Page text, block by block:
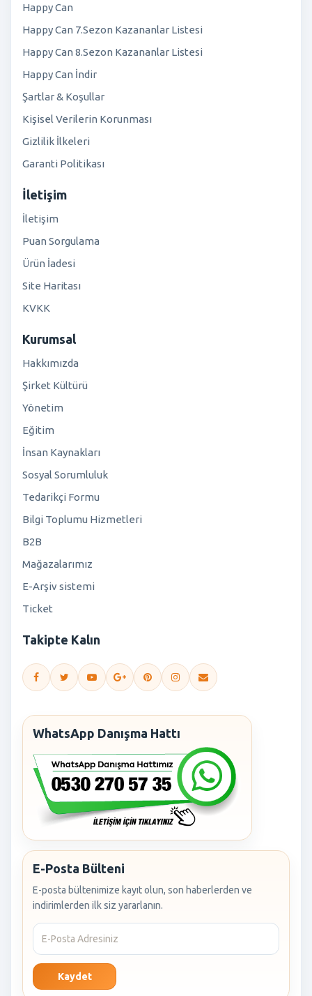
Happy Can
Happy Can 7.Sezon Kazananlar Listesi
Happy Can 8.Sezon Kazananlar Listesi
Happy Can İndir
Şartlar & Koşullar
Kişisel Verilerin Korunması
Gizlilik İlkeleri
Garanti Politikası
İletişim
İletişim
Puan Sorgulama
Ürün İadesi
Site Haritası
KVKK
Kurumsal
Hakkımızda
Şirket Kültürü
Yönetim
Eğitim
İnsan Kaynakları
Sosyal Sorumluluk
Tedarikçi Formu
Bilgi Toplumu Hizmetleri
B2B
Mağazalarımız
E-Arşiv sistemi
Ticket
Takipte Kalın
WhatsApp Danışma Hattı
E-Posta Bülteni
E-posta bültenimize kayıt olun, son haberlerden ve
indirimlerden ilk siz yararlanın.
Kaydet